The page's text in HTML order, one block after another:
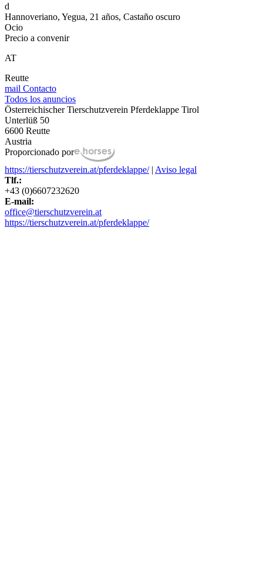
d
Hannoveriano, Yegua, 21 años, Castaño oscuro
Ocio
Precio a convenir
AT
Reutte
mail Contacto
Todos los anuncios
Österreichischer Tierschutzverein Pferdeklappe Tirol
Unterlüß 50
6600 Reutte
Austria
Proporcionado por
https://tierschutzverein.at/pferdeklappe/ | Aviso legal
Tlf.:
+43 (0)6607232620
E-mail:
office@tierschutzverein.at
https://tierschutzverein.at/pferdeklappe/